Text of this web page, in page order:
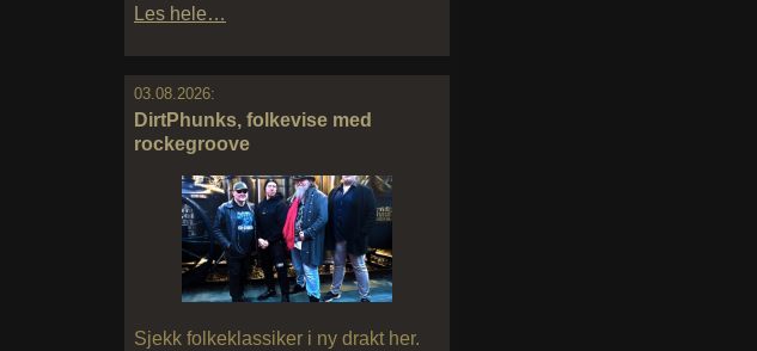
Les hele…
03.08.2026:
DirtPhunks, folkevise med
rockegroove
Sjekk folkeklassiker i ny drakt her.